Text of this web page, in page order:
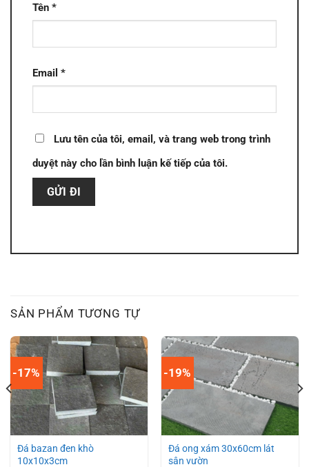
Tên *
Email *
Lưu tên của tôi, email, và trang web trong trình
duyệt này cho lần bình luận kế tiếp của tôi.
SẢN PHẨM TƯƠNG TỰ
-17%
Đá bazan đen khò
10x10x3cm
-19%
Đá ong xám 30x60cm lát
sân vườn